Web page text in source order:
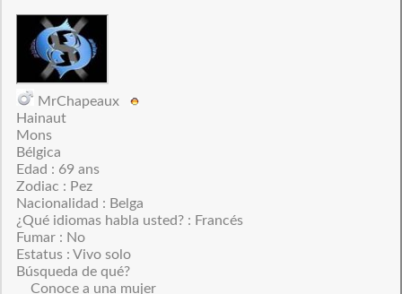
MrChapeaux
Hainaut
Mons
Bélgica
Edad : 69 ans
Zodiac : Pez
Nacionalidad : Belga
¿Qué idiomas habla usted? : Francés
Fumar : No
Estatus : Vivo solo
Búsqueda de qué?
Conoce a una mujer